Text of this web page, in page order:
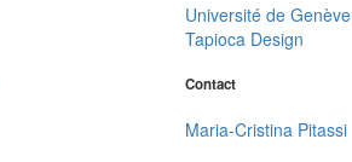
Université de Genève
Tapioca Design
Contact
Maria-Cristina Pitassi